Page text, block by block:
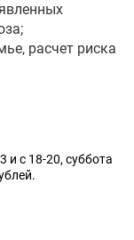
расчет риска
и с 18-20, суббота